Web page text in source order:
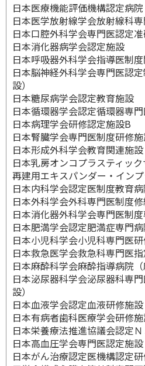
日本医療機能評価機構認定病院
日本医学放射線学会放射線科
日本口腔外科学会専門医認定
日本消化器病学会認定施設
日本呼吸器外科学会指導医制
日本脳神経外科学会専門医認
設）
日本糖尿病学会認定教育施設
日本循環器学会認定循環器専
日本病理学会研修認定施設B
日本腎臓学会専門医制度研修
日本形成外科学会教育関連施設
日本乳房オンコプラスティッ
再建用エキスパンダー・インプ
日本内科学会認定医制度教育
日本外科学会外科専門医制度
日本消化器外科学会専門医制
日本肥満学会認定肥満症専門
日本小児科学会小児科専門医
日本救急医学会救急科専門医
日本麻酔科学会麻酔指導病院（
日本泌尿器科学会泌尿器科専
設）
日本血液学会認定血液研修施設
日本有病者歯科医療学会研修
日本栄養療法推進協議会認定
日本高血圧学会専門医認定施設
日本がん治療認定医機構認定